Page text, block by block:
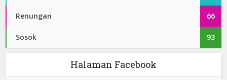
Renungan 66
Sosok 93
Halaman Facebook